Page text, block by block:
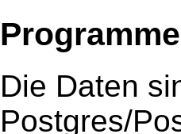
Programme
Die Daten
Postgres/